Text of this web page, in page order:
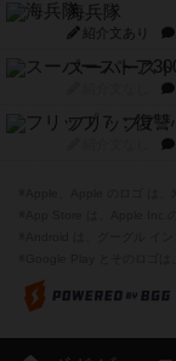
海兵隊
紹介文あり
スーパース
フリップ７